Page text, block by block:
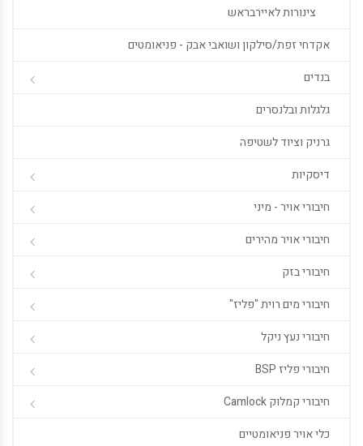
צינורות לאיירבראש
אקדחי זפת/סילקון ושואבי אבק - פניאומטים
בנדים
גלגלות ובלנסרים
גרניק וציוד לשטיפה
דיסקיות
חיבורי אויר - מיני
חיבורי אויר מהירים
חיבורי בזק
חיבורי מים רוית "פליז"
חיבורי נעץ ניקל
חיבורי פליז BSP
חיבורי קמלוק Camlock
כלי אויר פניאומטיים